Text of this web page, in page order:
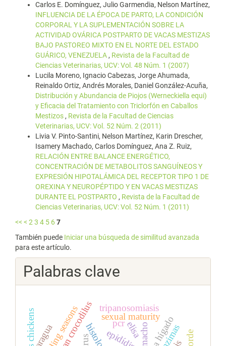
Carlos E. Domínguez, Julio Garmendia, Nelson Martínez,
INFLUENCIA DE LA ÉPOCA DE PARTO, LA CONDICIÓN
CORPORAL Y LA SUPLEMENTACIÓN SOBRE LA
ACTIVIDAD OVÁRICA POSTPARTO DE VACAS MESTIZAS
BAJO PASTOREO MIXTO EN EL NORTE DEL ESTADO
GUÁRICO, VENEZUELA , Revista de la Facultad de
Ciencias Veterinarias, UCV: Vol. 48 Núm. 1 (2007)
Lucila Moreno, Ignacio Cabezas, Jorge Ahumada,
Reinaldo Ortiz, Andrés Morales, Daniel González-Acuña,
Distribución y Abundancia de Piojos (Werneckiella equi)
y Eficacia del Tratamiento con Triclorfón en Caballos
Mestizos , Revista de la Facultad de Ciencias
Veterinarias, UCV: Vol. 52 Núm. 2 (2011)
Livia V. Pinto-Santini, Nelson Martínez, Karin Drescher,
Isamery Machado, Carlos Domínguez, Ana Z. Ruiz,
RELACIÓN ENTRE BALANCE ENERGÉTICO,
CONCENTRACIÓN DE METABOLITOS SANGUÍNEOS Y
EXPRESIÓN HIPOTALÁMICA DEL RECEPTOR TIPO 1 DE
OREXINA Y NEUROPÉPTIDO Y EN VACAS MESTIZAS
DURANTE EL POSTPARTO , Revista de la Facultad de
Ciencias Veterinarias, UCV: Vol. 52 Núm. 1 (2011)
<< < 2 3 4 5 67
También puede Iniciar una búsqueda de similitud avanzada
para este artículo.
Palabras clave
caiman crocodilus macho
sexual maturity
enzimas
aragua
tripanosomiasis
elisa
pcr